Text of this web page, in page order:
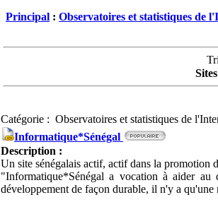
Principal : Observatoires et statistiques de
Catégorie : Observatoires et statistiques de
Informatique*Sénégal
Description :
Un site sénégalais actif, actif dans la promotion
"Informatique*Sénégal a vocation à aider
développement de façon durable, il n'y a qu'une